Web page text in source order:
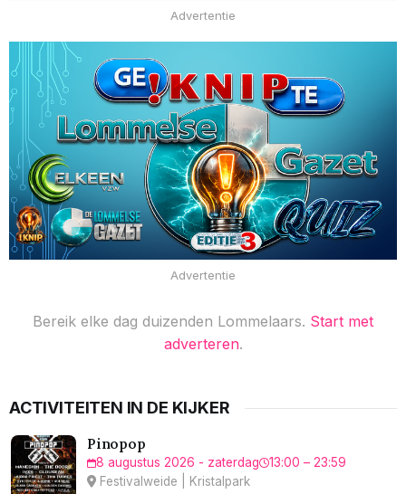
Advertentie
Advertentie
Bereik elke dag duizenden Lommelaars. Start met
adverteren.
ACTIVITEITEN IN DE KIJKER
Pinopop
8 augustus 2026 - zaterdag
13:00 – 23:59
Festivalweide | Kristalpark